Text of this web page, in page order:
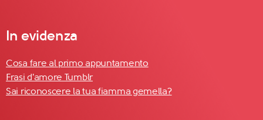
In evidenza
Cosa fare al primo appuntamento
Frasi d'amore Tumblr
Sai riconoscere la tua fiamma gemella?